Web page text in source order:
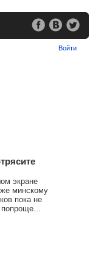
Войти
экране
минскому
пока не